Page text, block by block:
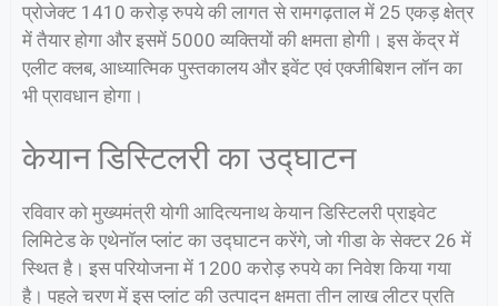
प्रोजेक्ट 1410 करोड़ रुपये की लागत से रामगढ़ताल में 25 एकड़ क्षेत्र
में तैयार होगा और इसमें 5000 व्यक्तियों की क्षमता होगी। इस केंद्र में
एलीट क्लब, आध्यात्मिक पुस्तकालय और इवेंट एवं एक्जीबिशन लॉन का
भी प्रावधान होगा।
केयान डिस्टिलरी का उद्घाटन
रविवार को मुख्यमंत्री योगी आदित्यनाथ केयान डिस्टिलरी प्राइवेट
लिमिटेड के एथेनॉल प्लांट का उद्घाटन करेंगे, जो गीडा के सेक्टर 26 में
स्थित है। इस परियोजना में 1200 करोड़ रुपये का निवेश किया गया
है। पहले चरण में इस प्लांट की उत्पादन क्षमता तीन लाख लीटर प्रति